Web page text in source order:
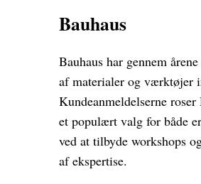
Bauhaus
Bauhaus har gennem
af materialer og værktøjer
Kundeanmeldelserne
et populært valg for både
ved at tilbyde workshops
af ekspertise.